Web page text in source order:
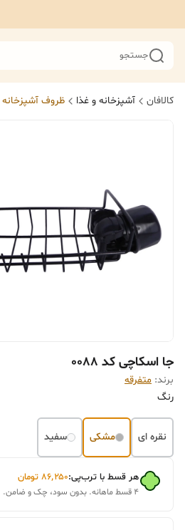
جستجو
کالافان آشپزخانه و غذا ظروف آشپزخانه
جا اسکاچی کد 0088
برند: متفرقه
رنگ
نقره ای مشکی سفید
هر قسط با ترب‌پی:۸۶٬۲۵۰ تومان
۴ قسط ماهانه. بدون سود، چک و ضامن.